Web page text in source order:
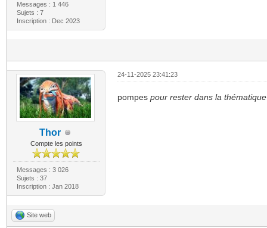
Messages : 1 446
Sujets : 7
Inscription : Dec 2023
Thor
Compte les points
Messages : 3 026
Sujets : 37
Inscription : Jan 2018
24-11-2025 23:41:23
pompes pour rester dans la thématique
Site web